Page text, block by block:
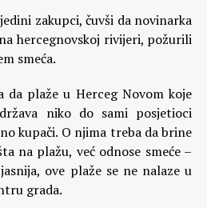
zakupci, čuvši da novinarka
hercegnovskoj rivijeri, požurili
smeća.
da plaže u Herceg Novom koje
niko do sami posjetioci
kupači. O njima treba da brine
na plažu, već odnose smeće –
ove plaže se ne nalaze u
grada.